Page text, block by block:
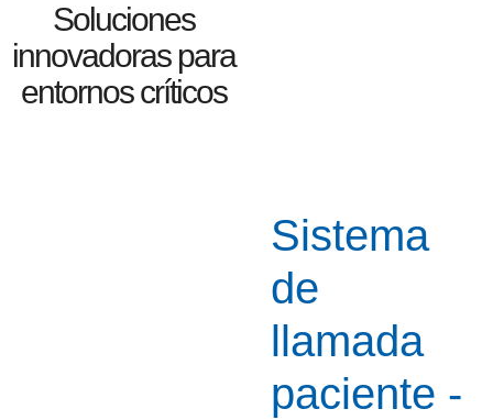
Soluciones
innovadoras para
entornos críticos
Sistema
de
llamada
paciente -